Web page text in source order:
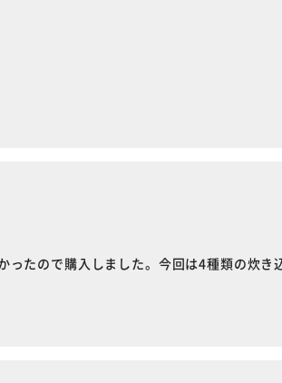
ったので購入しました。今回は4種類の炊き